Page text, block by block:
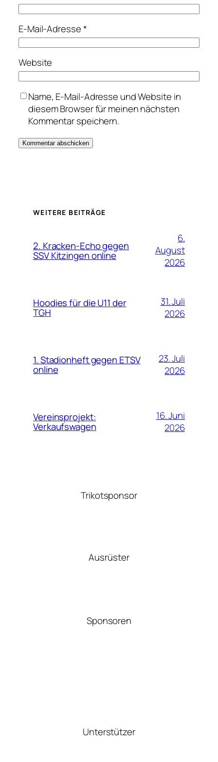
E-Mail-Adresse*
Website
Name, E-Mail-Adresse und Website in
diesem Browser für meinen nächsten
Kommentar speichern.
WEITERE BEITRÄGE
2. Kracken-Echo gegen
SSV Kitzingen online
6.
August
2026
Hoodies für die U11 der
TGH
31. Juli
2026
1. Stadionheft gegen ETSV
online
23. Juli
2026
Vereinsprojekt:
Verkaufswagen
16. Juni
2026
Trikotsponsor
Ausrüster
Sponsoren
Unterstützer